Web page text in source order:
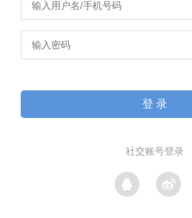
登 录
社交账号登录